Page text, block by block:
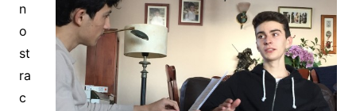
n
o
st
ra
c